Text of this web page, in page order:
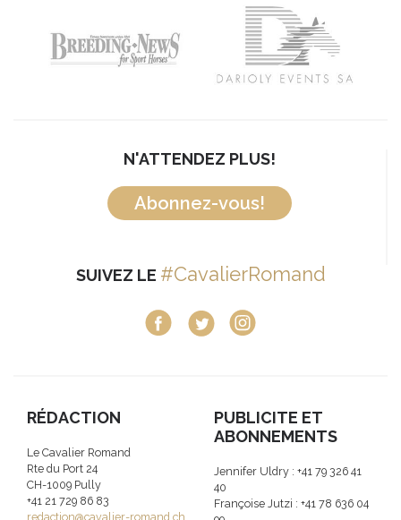
N'ATTENDEZ PLUS!
Abonnez-vous!
SUIVEZ LE #CavalierRomand
RÉDACTION
Le Cavalier Romand
Rte du Port 24
CH-1009 Pully
+41 21 729 86 83
redaction@cavalier-romand.ch
PUBLICITE ET
ABONNEMENTS
Jennifer Uldry : +41 79 326 41
40
Françoise Jutzi : +41 78 636 04